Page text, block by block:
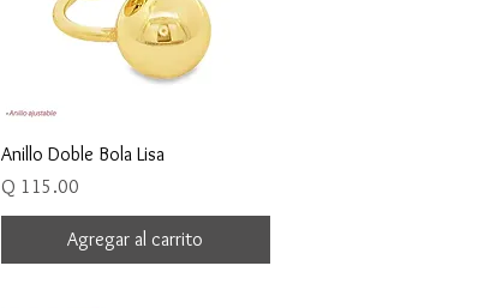
Vista rápida
Anillo Doble Bola Lisa
Precio
Q 115.00
Agregar al carrito